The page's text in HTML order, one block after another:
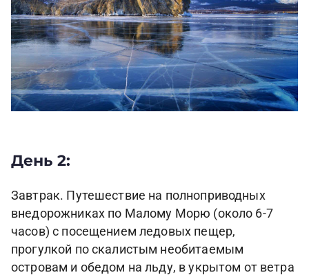
День 2:
Завтрак. Путешествие на полноприводных
внедорожниках по Малому Морю (около 6-7
часов) с посещением ледовых пещер,
прогулкой по скалистым необитаемым
островам и обедом на льду, в укрытом от ветра